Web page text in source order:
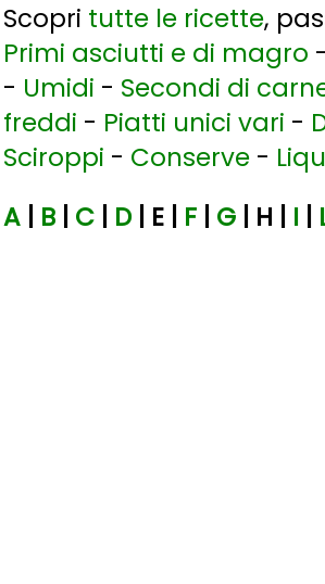
Scopri tutte le ricette,
Primi asciutti e di magro -
- Umidi - Secondi di
freddi - Piatti unici vari -
Sciroppi - Conserve -
A
B C D | E | F G | H | I